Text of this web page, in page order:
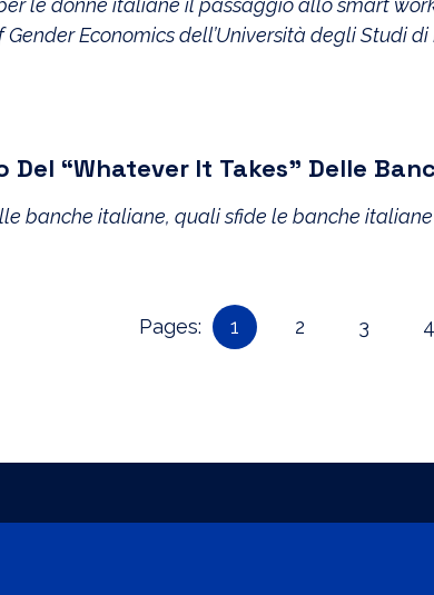
le donne italiane il passaggio allo smart
Economics dell’Università degli Studi
Del “Whatever It Takes” Delle
banche italiane, quali sfide le banche
Pages: 1 2 3 4